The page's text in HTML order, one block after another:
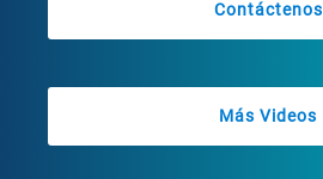
Contáctenos
Más Videos